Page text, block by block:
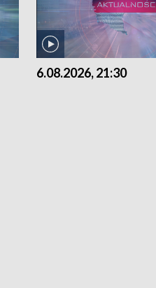
6.08.2026, 21:30